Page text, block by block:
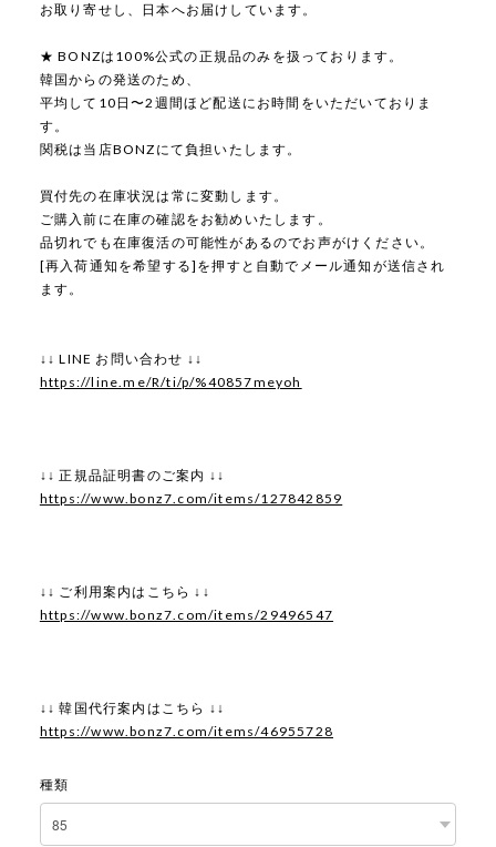
お取り寄せし、日本へお届けしています。
★ BONZは100%公式の正規品のみを扱っております。
韓国からの発送のため、
平均して10日〜2週間ほど配送にお時間をいただいておりま
す。
関税は当店BONZにて負担いたします。
買付先の在庫状況は常に変動します。
ご購入前に在庫の確認をお勧めいたします。
品切れでも在庫復活の可能性があるのでお声がけください。
[再入荷通知を希望する]を押すと自動でメール通知が送信され
ます。
↓↓ LINE お問い合わせ ↓↓
https://line.me/R/ti/p/%40857meyoh
↓↓ 正規品証明書のご案内 ↓↓
https://www.bonz7.com/items/127842859
↓↓ ご利用案内はこちら ↓↓
https://www.bonz7.com/items/29496547
↓↓ 韓国代行案内はこちら ↓↓
https://www.bonz7.com/items/46955728
種類